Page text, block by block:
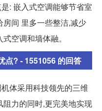
: 嵌入式空调能够节省室
间 里多一些整洁,减少
空调和墙体融。
点? - 1551056 的回答
体采用科技领先的三维
力的同时,更完美地实现